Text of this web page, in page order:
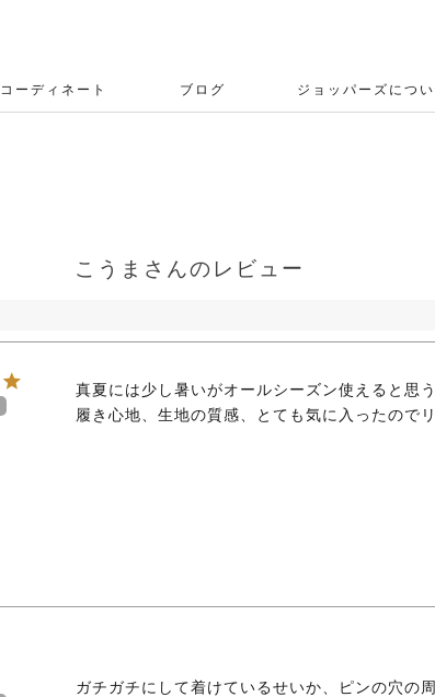
コーディネート ブログ ジョッパーズについ
こうまさんのレビュー
真夏には少し暑いがオールシーズン使えると思う
履き心地、生地の質感、とても気に入ったので
ガチガチにして着けているせいか、ピンの穴の